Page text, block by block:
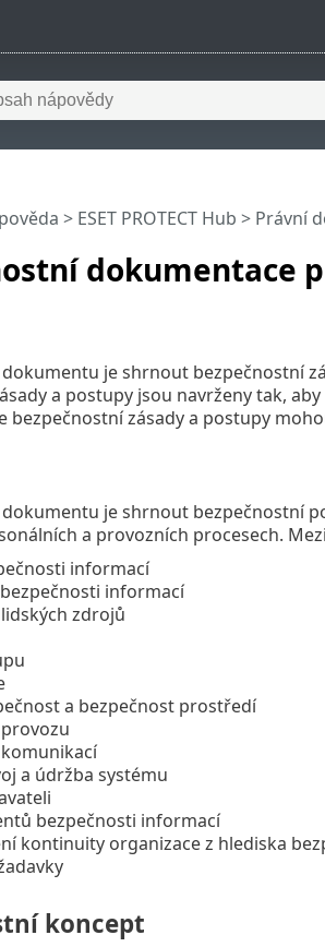
dokumentace
> ESET PROTECT Hub > Právní
je shrnout bezpečnostní
a postupy jsou navrženy tak,
bezpečnostní zásady a postupy
je shrnout bezpečnostní
a provozních procesech.
informací
informací
zdrojů
a bezpečnost prostředí
a údržba systému
bezpečnosti informací
kontinuity organizace z hlediska
koncept